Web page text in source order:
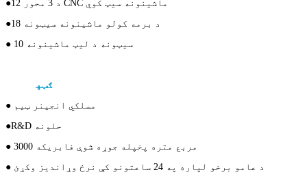
●12 د 3 محور CNC ماشینونه سیټ کوي
●18 د برمه کولو ماشینونه سیټونه
● 10 سیټونه د لیټ ماشینونه
ګټه
● مسلکي انجینر ټیم
●R&D حلونه
● 3000 مربع متره پخپله جوړه شوې فابریکه
● د عامو برخو لپاره په 24 ساعتونو کې نرخ وړاندیز وکړئ